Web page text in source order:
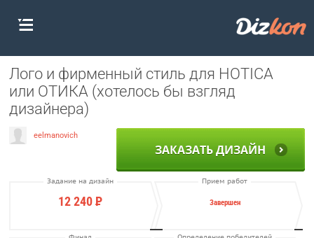
Лого и фирменный стиль для HOTICA
или ОТИКА (хотелось бы взгляд
дизайнера)
eelmanovich
ЗАКАЗАТЬ ДИЗАЙН
Задание на дизайн
12 240Р
Прием работ
Завершен